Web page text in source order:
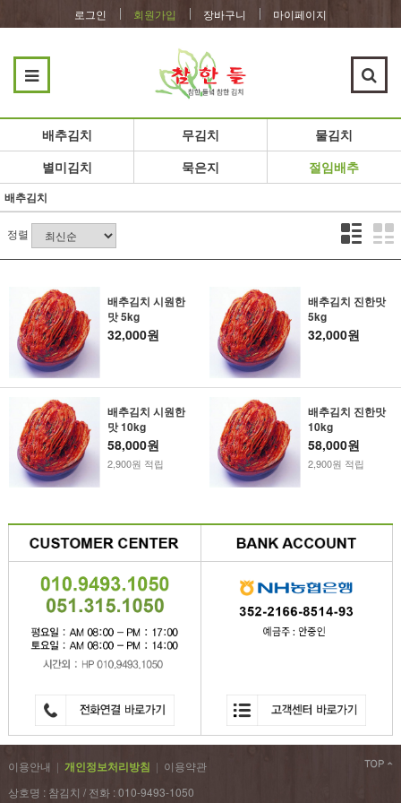
로그인 회원가입 장바구니 마이페이지
배추김치 무김치
물김치
별미김치
묵은지 절임배추
배추김치
정렬
배추김치 시원한
맛 5kg
32,000원
배추김치 진한맛
5kg
32,000원
배추김치 시원한
맛 10kg
58,000원
2,900원 적립
배추김치 진한맛
10kg
58,000원
2,900원 적립
이용안내 | 개인정보처리방침 | 이용약관
상호명 : 참김치 / 전화 : 010-9493-1050